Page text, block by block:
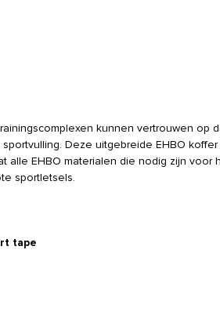
kunnen vertrouwen op
Deze uitgebreide EHBO koffer
alle EHBO materialen die nodig zijn voor
sportletsels.
tape